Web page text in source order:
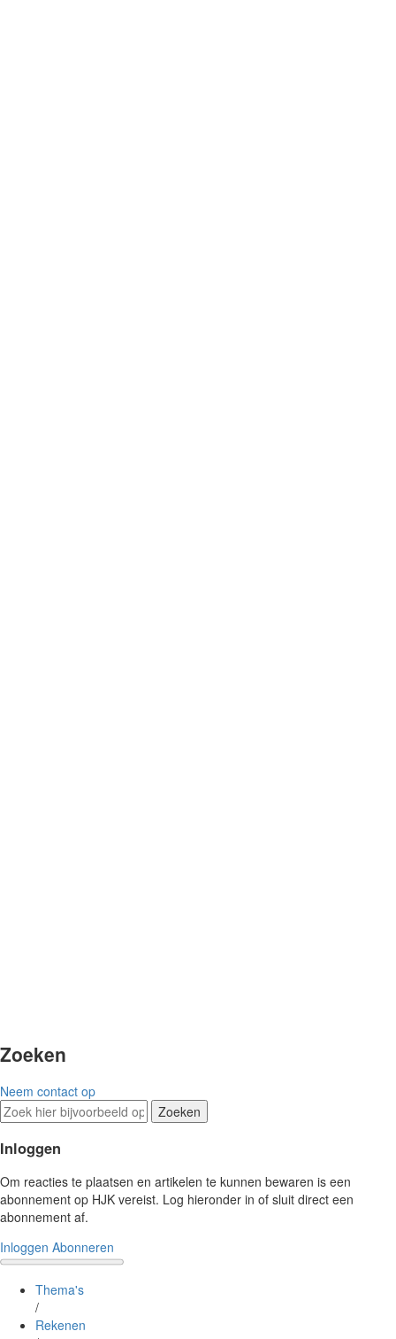
Zoeken
Neem contact op
Zoeken
Inloggen
Om reacties te plaatsen en artikelen te kunnen bewaren is een
abonnement op HJK vereist. Log hieronder in of sluit direct een
abonnement af.
Inloggen Abonneren
Thema's
/
Rekenen